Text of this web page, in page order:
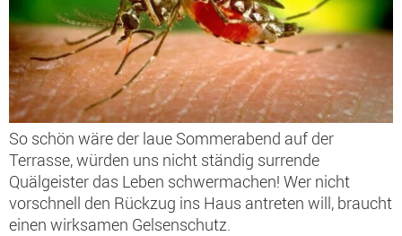
So schön wäre der laue Sommerabend auf der
Terrasse, würden uns nicht ständig surrende
Quälgeister das Leben schwermachen! Wer nicht
vorschnell den Rückzug ins Haus antreten will, braucht
einen wirksamen Gelsenschutz.